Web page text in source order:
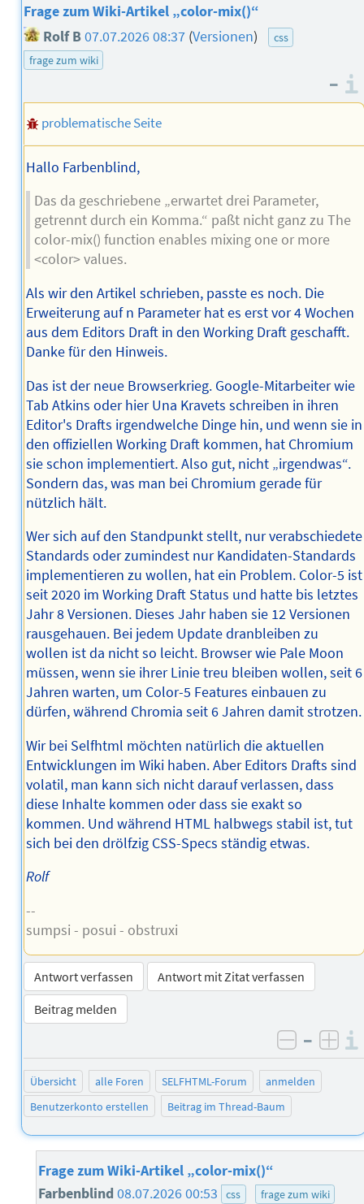
Frage zum Wiki-Artikel „color-mix()“
Rolf B07.07.2026 08:37 (Versionen)
css
frage zum wiki
–
problematische Seite
Hallo Farbenblind,
Das da geschriebene „erwartet drei Parameter,
getrennt durch ein Komma.“ paßt nicht ganz zu The
color-mix() function enables mixing one or more
<color> values.
Als wir den Artikel schrieben, passte es noch. Die
Erweiterung auf n Parameter hat es erst vor 4 Wochen
aus dem Editors Draft in den Working Draft geschafft.
Danke für den Hinweis.
Das ist der neue Browserkrieg. Google-Mitarbeiter wie
Tab Atkins oder hier Una Kravets schreiben in ihren
Editor's Drafts irgendwelche Dinge hin, und wenn sie in
den offiziellen Working Draft kommen, hat Chromium
sie schon implementiert. Also gut, nicht „irgendwas“.
Sondern das, was man bei Chromium gerade für
nützlich hält.
Wer sich auf den Standpunkt stellt, nur verabschiedete
Standards oder zumindest nur Kandidaten-Standards
implementieren zu wollen, hat ein Problem. Color-5 ist
seit 2020 im Working Draft Status und hatte bis letztes
Jahr 8 Versionen. Dieses Jahr haben sie 12 Versionen
rausgehauen. Bei jedem Update dranbleiben zu
wollen ist da nicht so leicht. Browser wie Pale Moon
müssen, wenn sie ihrer Linie treu bleiben wollen, seit 6
Jahren warten, um Color-5 Features einbauen zu
dürfen, während Chromia seit 6 Jahren damit strotzen.
Wir bei Selfhtml möchten natürlich die aktuellen
Entwicklungen im Wiki haben. Aber Editors Drafts sind
volatil, man kann sich nicht darauf verlassen, dass
diese Inhalte kommen oder dass sie exakt so
kommen. Und während HTML halbwegs stabil ist, tut
sich bei den drölfzig CSS-Specs ständig etwas.
Rolf
--
sumpsi - posui - obstruxi
Antwort verfassen
Antwort mit Zitat verfassen
Beitrag melden
negativ
–
Übersicht alle Foren SELFHTML-Forum
anmelden
Benutzerkonto erstellen
Beitrag im Thread-Baum
Frage zum Wiki-Artikel „color-mix()“
Farbenblind 08.07.2026 00:53 css frage zum wiki